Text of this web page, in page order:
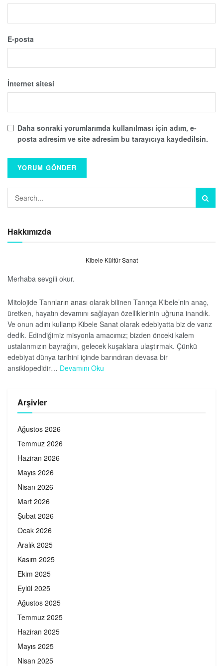
E-posta
İnternet sitesi
Daha sonraki yorumlarımda kullanılması için adım, e-
posta adresim ve site adresim bu tarayıcıya kaydedilsin.
Hakkımızda
Kibele Kültür Sanat
Merhaba sevgili okur.
Mitolojide Tanrıların anası olarak bilinen Tanrıça Kibele’nin anaç,
üretken, hayatın devamını sağlayan özelliklerinin uğruna inandık.
Ve onun adını kullanıp Kibele Sanat olarak edebiyatta biz de varız
dedik. Edindiğimiz misyonla amacımız; bizden önceki kalem
ustalarımızın bayrağını, gelecek kuşaklara ulaştırmak. Çünkü
edebiyat dünya tarihini içinde barındıran devasa bir
ansiklopedidir… Devamını Oku
Arşivler
Ağustos 2026
Temmuz 2026
Haziran 2026
Mayıs 2026
Nisan 2026
Mart 2026
Şubat 2026
Ocak 2026
Aralık 2025
Kasım 2025
Ekim 2025
Eylül 2025
Ağustos 2025
Temmuz 2025
Haziran 2025
Mayıs 2025
Nisan 2025